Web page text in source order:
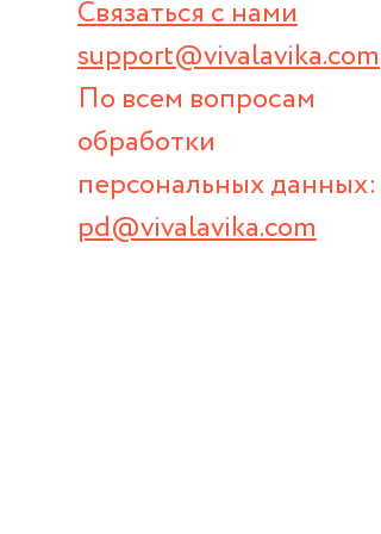
Связаться с нами
support@vivalavika.com
По всем вопросам
обработки
персональных данных:
pd@vivalavika.com